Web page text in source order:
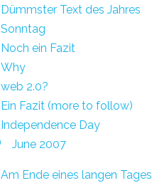
Dümmster Text des Jahres
Sonntag
Noch ein Fazit
Why
web 2.0?
Ein Fazit (more to follow)
Independence Day
June 2007
Am Ende eines langen Tages